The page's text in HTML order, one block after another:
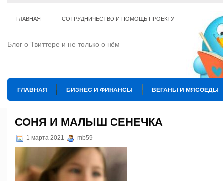
ГЛАВНАЯ СОТРУДНИЧЕСТВО И ПОМОЩЬ ПРОЕКТУ
Блог о Твиттере и не только о нём
ГЛАВНАЯ БИЗНЕС И ФИНАНСЫ ВЕГАНЫ И МЯСОЕДЫ
ТЕ КОГО ПРИРУЧИЛИ
СОНЯ И МАЛЫШ СЕНЕЧКА
1 марта 2021 mb59